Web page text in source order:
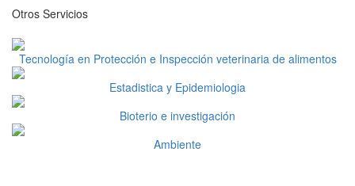
Otros Servicios
Tecnología en Protección e Inspección veterinaria de alimentos
Estadistica y Epidemiologia
Bioterio e investigación
Ambiente